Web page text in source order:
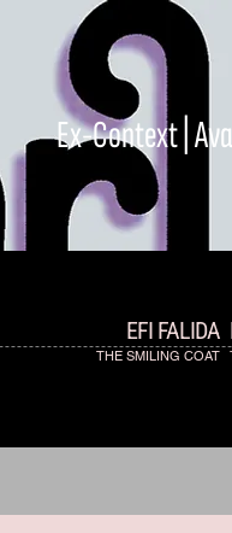
Ex-Context |
EFI FALIDA
THE SMILING COAT